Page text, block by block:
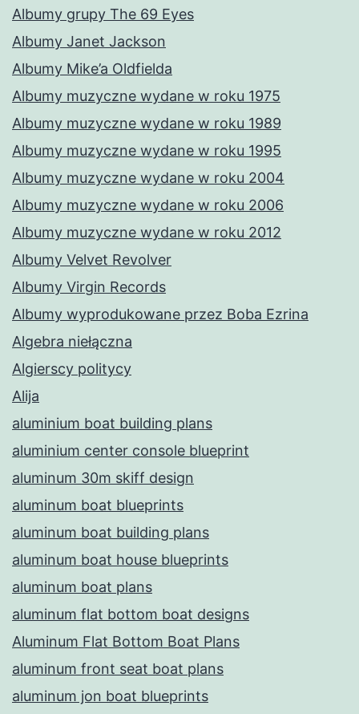
Albumy grupy The 69 Eyes
Albumy Janet Jackson
Albumy Mike’a Oldfielda
Albumy muzyczne wydane w roku 1975
Albumy muzyczne wydane w roku 1989
Albumy muzyczne wydane w roku 1995
Albumy muzyczne wydane w roku 2004
Albumy muzyczne wydane w roku 2006
Albumy muzyczne wydane w roku 2012
Albumy Velvet Revolver
Albumy Virgin Records
Albumy wyprodukowane przez Boba Ezrina
Algebra niełączna
Algierscy politycy
Alija
aluminium boat building plans
aluminium center console blueprint
aluminum 30m skiff design
aluminum boat blueprints
aluminum boat building plans
aluminum boat house blueprints
aluminum boat plans
aluminum flat bottom boat designs
Aluminum Flat Bottom Boat Plans
aluminum front seat boat plans
aluminum jon boat blueprints